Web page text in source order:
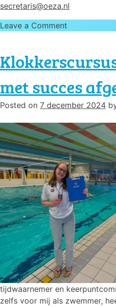
secretaris@oeza.nl
Leave a Comment
16
april
2025
met succes
Posted on 7 december 2024
tijdwaarnemer en
zelfs voor mij als zwemmer,